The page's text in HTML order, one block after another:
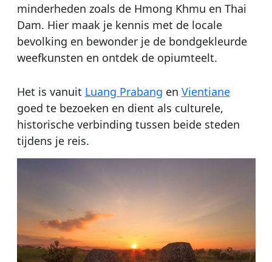
minderheden zoals de Hmong Khmu en Thai
Dam. Hier maak je kennis met de locale
bevolking en bewonder je de bondgekleurde
weefkunsten en ontdek de opiumteelt.
Het is vanuit Luang Prabang en Vientiane
goed te bezoeken en dient als culturele,
historische verbinding tussen beide steden
tijdens je reis.